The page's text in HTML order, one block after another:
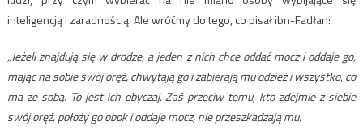
inteligencją i zaradnością. Ale wróćmy do tego, co pisał ibn-Fadłan:
„Jeżeli znajdują się w drodze, a jeden z nich chce oddać mocz i oddaje go,
mając na sobie swój oręż, chwytają go i zabierają mu odzież i wszystko, co
ma ze sobą. To jest ich obyczaj. Zaś przeciw temu, kto zdejmie z siebie
swój oręż, położy go obok i oddaje mocz, nie przeszkadzają mu.